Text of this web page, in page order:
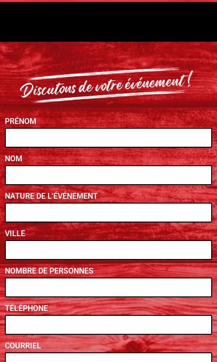
PRÉNOM
NOM
NATURE DE L'ÉVÉNEMENT
VILLE
NOMBRE DE PERSONNES
TÉLÉPHONE
COURRIEL